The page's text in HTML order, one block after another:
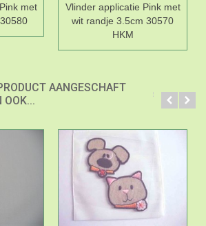
met
Vlinder applicatie Pink met
wit randje 3.5cm 30570
HKM
AANGESCHAFT
OOK...